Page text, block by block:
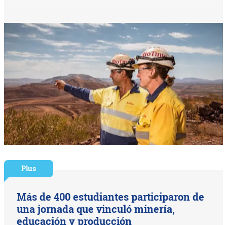
Plus
Más de 400 estudiantes participaron de
una jornada que vinculó minería,
educación y producción